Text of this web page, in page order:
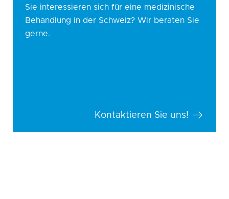
Sie interessieren sich für eine medizinische
Behandlung in der Schweiz? Wir beraten Sie
gerne.
Kontaktieren Sie uns!